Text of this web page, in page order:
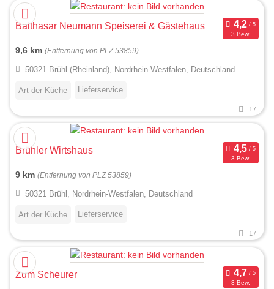
Balthasar Neumann Speiserei & Gästehaus
3 Bew.
9,6 km (Entfernung von PLZ 53859)
50321 Brühl (Rheinland), Nordrhein-Westfalen, Deutschland
Art der Küche Lieferservice
17
Brühler Wirtshaus
3 Bew.
9 km (Entfernung von PLZ 53859)
50321 Brühl, Nordrhein-Westfalen, Deutschland
Art der Küche Lieferservice
17
Zum Scheurer
3 Bew.